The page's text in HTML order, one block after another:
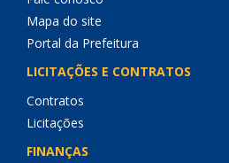
Mapa do site
Portal da Prefeitura
LICITAÇÕES E CONTRATOS
Contratos
Licitações
FINANÇAS